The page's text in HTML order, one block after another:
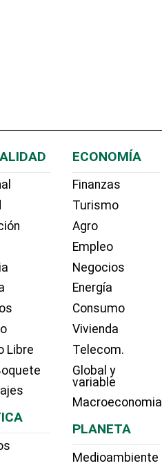
Libre
ECONOMÍA
Finanzas
Turismo
Agro
Empleo
Negocios
Energía
Consumo
Vivienda
Telecom.
Global y
variable
Macroeconomia
PLANETA
Medioambiente